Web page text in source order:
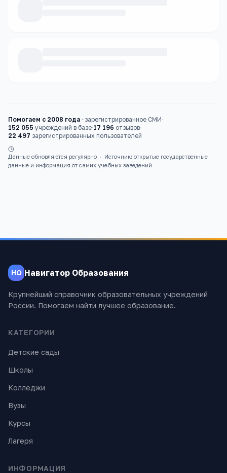
Помогаем с 2008 года · зарегистрированное СМИ·
152 055 учреждений в базе·17 196 отзывов·
22 497 зарегистрированных пользователей
Данные обновляются регулярно ·
Источник: открытые государственные
данные и информация от самих учебных заведений
НО Навигатор Образования
Крупнейший справочник образовательных учреждений
России. Помогаем найти лучшее образование.
КАТЕГОРИИ
Детские сады
Школы
Колледжи
Вузы
Курсы
Лагеря
ИНФОРМАЦИЯ